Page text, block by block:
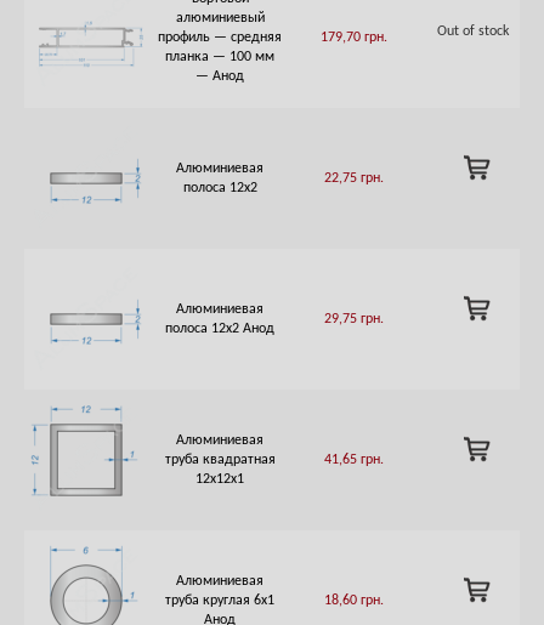
алюминиевый
профиль — средняя
планка — 100 мм
— Анод
179,70 грн. Out of stock
Алюминиевая
полоса 12х2
22,75 грн.
ADD
TO
Алюминиевая
полоса 12х2 Анод
29,75 грн.
ADD
TO
Алюминиевая
труба квадратная
12х12х1
41,65 грн.
ADD
TO
Алюминиевая
труба круглая 6х1
Анод
18,60 грн.
ADD
TO